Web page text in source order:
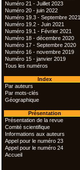
Numéro 21 - Juillet 2023
Numéro 20 - juin 2022
Numéro 19.3 - Septembre 2021
Numéro 19.2 - Juin 2021
Numéro 19.1 - Février 2021
Numéro 18 - décembre 2020
Numéro 17 - Septembre 2020
Numéro 16 - novembre 2019
Numéro 15 - janvier 2019
Tous les numéros
Index
Par auteurs
Par mots-clés
Géographique
Présentation
Présentation de la revue
Comité scientifique
Informations aux auteurs
Appel pour le numéro 23
Appel pour le numéro 24
Accueil